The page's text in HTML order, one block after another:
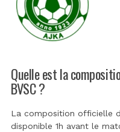
Quelle est la
BVSC ?
La composition officielle
disponible 1h avant le